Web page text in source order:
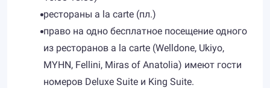
рестораны a la carte (пл.)
право на одно бесплатное посещение одного
из ресторанов a la carte (Welldone, Ukiyo,
MYHN, Fellini, Miras of Anatolia) имеют гости
номеров Deluxe Suite и King Suite.